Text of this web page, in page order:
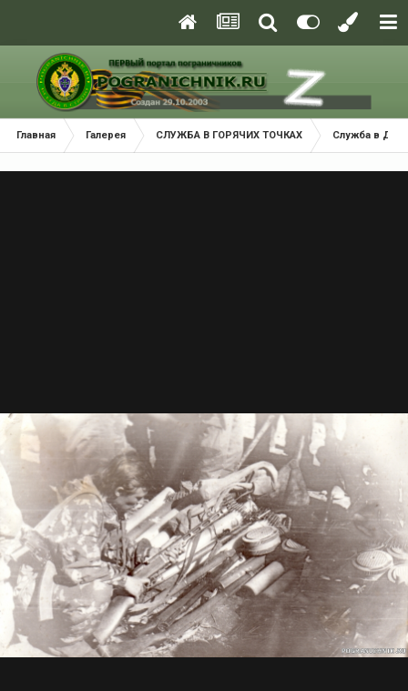
Главная Галерея СЛУЖБА В ГОРЯЧИХ ТОЧКАХ Служба в ДРА